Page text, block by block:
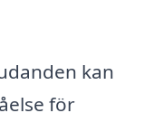
kan
för